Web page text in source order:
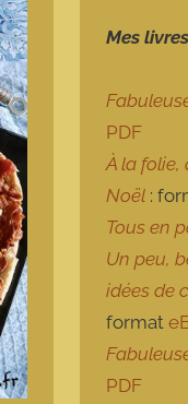
Mes
PDF
À la
Noël :
Tous en
Un peu,
idées de
format
PDF